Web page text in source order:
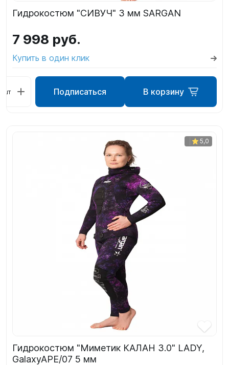
Гидрокостюм "СИВУЧ" 3 мм SARGAN
7 998 руб.
Купить в один клик
шт Подписаться В корзину
5,0
Гидрокостюм "Миметик КАЛАН 3.0" LADY,
GalaxyAPE/07 5 мм